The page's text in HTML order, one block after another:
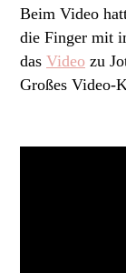
Beim Video
die Finger mit
das Video zu
Großes Video-